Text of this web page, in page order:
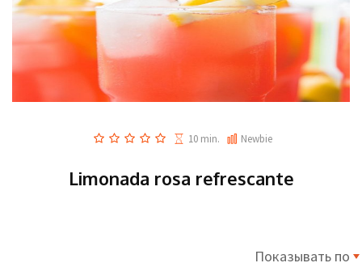
10 min. Newbie
Limonada rosa refrescante
Показывать по